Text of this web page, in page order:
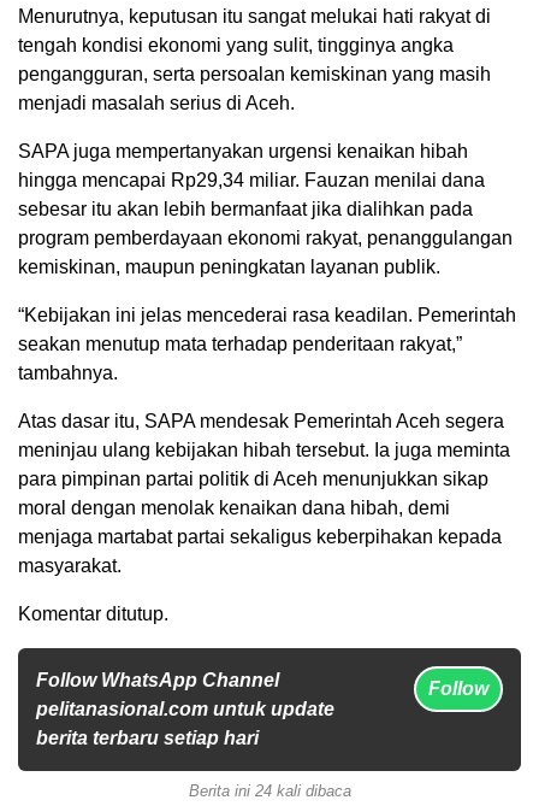
Menurutnya, keputusan itu sangat melukai hati rakyat di
tengah kondisi ekonomi yang sulit, tingginya angka
pengangguran, serta persoalan kemiskinan yang masih
menjadi masalah serius di Aceh.
SAPA juga mempertanyakan urgensi kenaikan hibah
hingga mencapai Rp29,34 miliar. Fauzan menilai dana
sebesar itu akan lebih bermanfaat jika dialihkan pada
program pemberdayaan ekonomi rakyat, penanggulangan
kemiskinan, maupun peningkatan layanan publik.
“Kebijakan ini jelas mencederai rasa keadilan. Pemerintah
seakan menutup mata terhadap penderitaan rakyat,”
tambahnya.
Atas dasar itu, SAPA mendesak Pemerintah Aceh segera
meninjau ulang kebijakan hibah tersebut. Ia juga meminta
para pimpinan partai politik di Aceh menunjukkan sikap
moral dengan menolak kenaikan dana hibah, demi
menjaga martabat partai sekaligus keberpihakan kepada
masyarakat.
Komentar ditutup.
Follow WhatsApp Channel
pelitanasional.com untuk update
berita terbaru setiap hari
Follow
Berita ini 24 kali dibaca